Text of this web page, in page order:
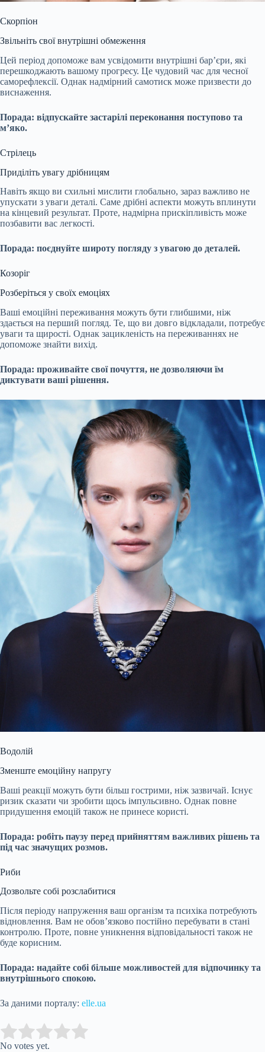
Скорпіон
Звільніть свої внутрішні обмеження
Цей період допоможе вам усвідомити внутрішні бар’єри, які
перешкоджають вашому прогресу. Це чудовий час для чесної
саморефлексії. Однак надмірний самотиск може призвести до
виснаження.
Порада: відпускайте застарілі переконання поступово та
м’яко.
Стрілець
Приділіть увагу дрібницям
Навіть якщо ви схильні мислити глобально, зараз важливо не
упускати з уваги деталі. Саме дрібні аспекти можуть вплинути
на кінцевий результат. Проте, надмірна прискіпливість може
позбавити вас легкості.
Порада: поєднуйте широту погляду з увагою до деталей.
Козоріг
Розберіться у своїх емоціях
Ваші емоційні переживання можуть бути глибшими, ніж
здається на перший погляд. Те, що ви довго відкладали, потребує
уваги та щирості. Однак зацикленість на переживаннях не
допоможе знайти вихід.
Порада: проживайте свої почуття, не дозволяючи їм
диктувати ваші рішення.
Водолій
Зменште емоційну напругу
Ваші реакції можуть бути більш гострими, ніж зазвичай. Існує
ризик сказати чи зробити щось імпульсивно. Однак повне
придушення емоцій також не принесе користі.
Порада: робіть паузу перед прийняттям важливих рішень та
під час значущих розмов.
Риби
Дозвольте собі розслабитися
Після періоду напруження ваш організм та психіка потребують
відновлення. Вам не обов’язково постійно перебувати в стані
контролю. Проте, повне уникнення відповідальності також не
буде корисним.
Порада: надайте собі більше можливостей для відпочинку та
внутрішнього спокою.
За даними порталу: elle.ua
Rate this item:
No votes yet.